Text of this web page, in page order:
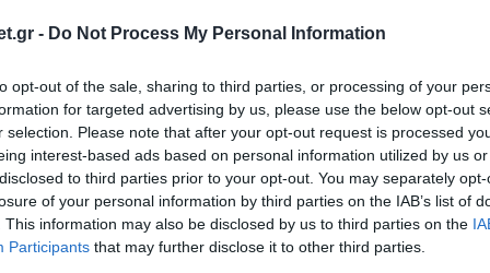
- Do Not Process My Personal Information
opt-out of the sale, sharing to third parties, or processing of your
for targeted advertising by us, please use the below opt-out
selection. Please note that after your opt-out request is processed
interest-based ads based on personal information utilized by us
to third parties prior to your opt-out. You may separately
of your personal information by third parties on the IAB’s list of
This information may also be disclosed by us to third parties on the
Participants that may further disclose it to other third parties.
απίστευτο λάθος, καθώς το Π.Σ. δεν
αλλά την αναφέρει ως
του το Πανελλήνιο Σωματείο
με ανακοίνωσή του ζητά να
όρος και να αποφευχθούν ανάλογα λάθη στο